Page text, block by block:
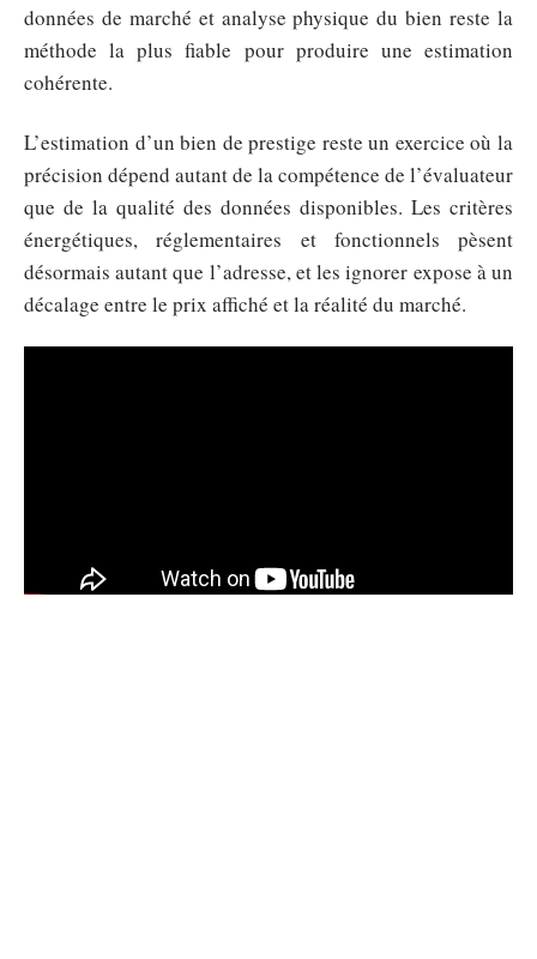
données de marché et analyse physique du bien reste la
méthode la plus fiable pour produire une estimation
cohérente.
L’estimation d’un bien de prestige reste un exercice où la
précision dépend autant de la compétence de l’évaluateur
que de la qualité des données disponibles. Les critères
énergétiques, réglementaires et fonctionnels pèsent
désormais autant que l’adresse, et les ignorer expose à un
décalage entre le prix affiché et la réalité du marché.